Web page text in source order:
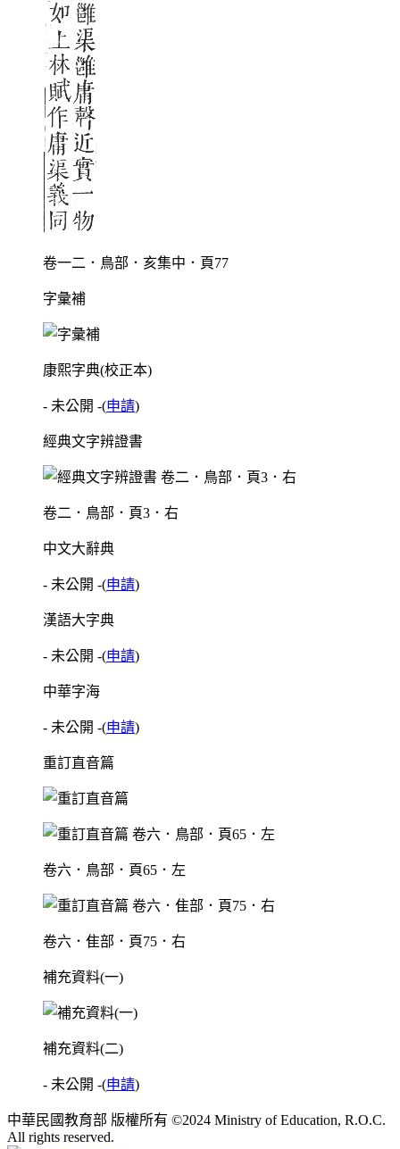
卷一二．鳥部．亥集中．頁77
字彙補
康熙字典(校正本)
- 未公開 -(申請)
經典文字辨證書
卷二．鳥部．頁3．右
中文大辭典
- 未公開 -(申請)
漢語大字典
- 未公開 -(申請)
中華字海
- 未公開 -(申請)
重訂直音篇
卷六．鳥部．頁65．左
卷六．隹部．頁75．右
補充資料(一)
補充資料(二)
- 未公開 -(申請)
中華民國教育部 版權所有 ©2024 Ministry of Education, R.O.C.
All rights reserved.